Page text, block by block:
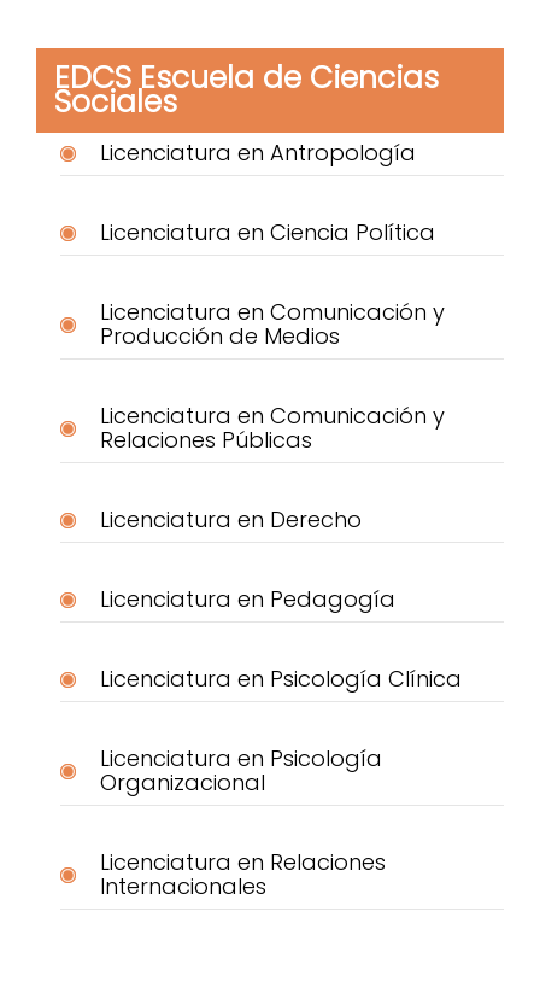
EDCS Escuela de Ciencias
Sociales
Licenciatura en Antropología
Licenciatura en Ciencia Política
Licenciatura en Comunicación y
Producción de Medios
Licenciatura en Comunicación y
Relaciones Públicas
Licenciatura en Derecho
Licenciatura en Pedagogía
Licenciatura en Psicología Clínica
Licenciatura en Psicología
Organizacional
Licenciatura en Relaciones
Internacionales